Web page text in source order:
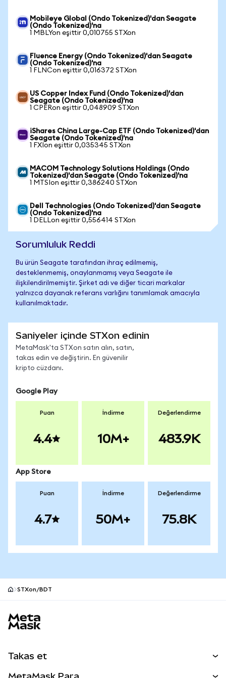
Mobileye Global (Ondo Tokenized)'dan Seagate
(Ondo Tokenized)'na
1 MBLYon eşittir 0,010755 STXon
Fluence Energy (Ondo Tokenized)'dan Seagate
(Ondo Tokenized)'na
1 FLNCon eşittir 0,016372 STXon
US Copper Index Fund (Ondo Tokenized)'dan
Seagate (Ondo Tokenized)'na
1 CPERon eşittir 0,048909 STXon
iShares China Large-Cap ETF (Ondo Tokenized)'dan
Seagate (Ondo Tokenized)'na
1 FXIon eşittir 0,035345 STXon
MACOM Technology Solutions Holdings (Ondo
Tokenized)'dan Seagate (Ondo Tokenized)'na
1 MTSIon eşittir 0,386240 STXon
Dell Technologies (Ondo Tokenized)'dan Seagate
(Ondo Tokenized)'na
1 DELLon eşittir 0,556414 STXon
Sorumluluk Reddi
Bu ürün Seagate tarafından ihraç edilmemiş,
desteklenmemiş, onaylanmamış veya Seagate ile
ilişkilendirilmemiştir. Şirket adı ve diğer ticari markalar
yalnızca dayanak referans varlığını tanımlamak amacıyla
kullanılmaktadır.
Saniyeler içinde STXon edinin
MetaMask'ta STXon satın alın, satın,
takas edin ve değiştirin. En güvenilir
kripto cüzdanı.
Google Play
Puan
4.4
İndirme
10M+
Değerlendirme
483.9K
App Store
Puan
4.7
İndirme
50M+
Değerlendirme
75.8K
STXon/BDT
Takas et